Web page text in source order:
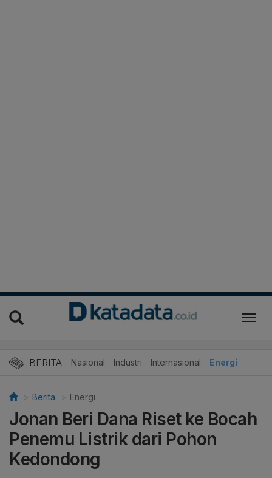
BERITA Nasional Industri Internasional Energi
Berita Energi
Jonan Beri Dana Riset ke Bocah
Penemu Listrik dari Pohon
Kedondong